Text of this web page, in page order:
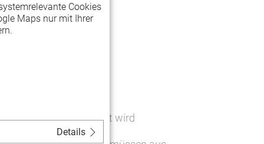
bezogen eingesetzt wird
Cookies
Maps nur mit Ihrer
Details